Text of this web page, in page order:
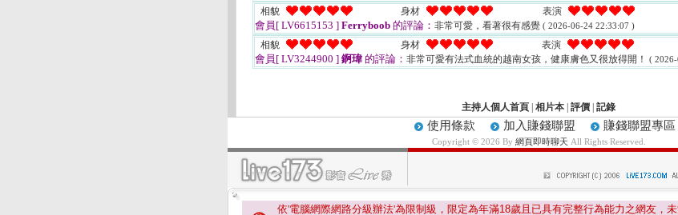
相貌 身材 表演
會員[ LV6615153 ] Ferryboob 的評論： 非常可愛，看著很有感覺 ( 2026-06-24 22:33:07 )
相貌 身材 表演
會員[ LV3244900 ] 錒瑋 的評論： 非常可愛有法式血統的越南女孩，健康膚色又很放得開！ (
主持人個人首頁 相片本 評價 記錄
使用條款 加入賺錢聯盟 賺錢聯盟專區
Copyright © 2026 By 網頁即時聊天 All Rights Reserved.
依'電腦網際網路分級辦法'為限制級，限定為年滿18歲且已具有完整行為能力之網友，